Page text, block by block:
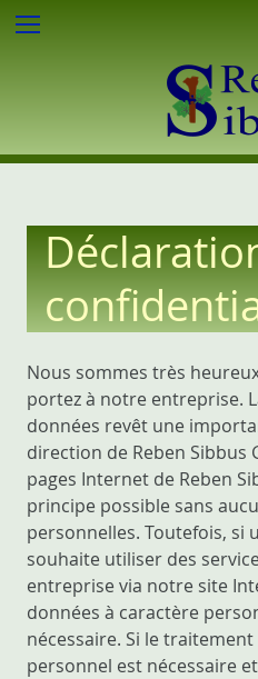
e
Nous sommes très
portez à notre entreprise.
données revêt une
direction de Reben Sibbus
pages Internet de Reben
principe possible sans
personnelles. Toutefois, si
souhaite utiliser des
entreprise via notre site
données à caractère
nécessaire. Si le
personnel est nécessaire